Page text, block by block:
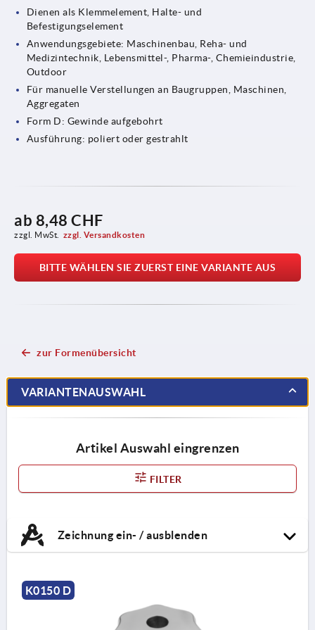
Dienen als Klemmelement, Halte- und
Befestigungselement
Anwendungsgebiete: Maschinenbau, Reha- und
Medizintechnik, Lebensmittel-, Pharma-, Chemieindustrie,
Outdoor
Für manuelle Verstellungen an Baugruppen, Maschinen,
Aggregaten
Form D: Gewinde aufgebohrt
Ausführung: poliert oder gestrahlt
ab 8,48 CHF
zzgl. MwSt. zzgl. Versandkosten
BITTE WÄHLEN SIE ZUERST EINE VARIANTE AUS
zur Formenübersicht
VARIANTENAUSWAHL
Artikel Auswahl eingrenzen
FILTER
Zeichnung ein- / ausblenden
K0150 D